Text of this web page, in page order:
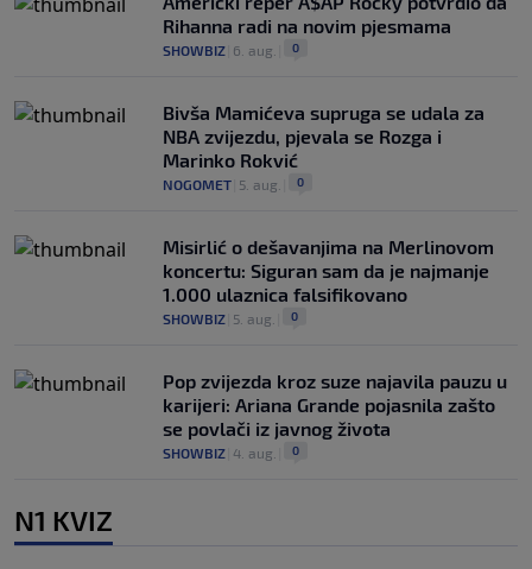
Rihanna radi na novim pjesmama
SHOWBIZ 6. aug. 0
Bivša Mamićeva supruga se udala za
NBA zvijezdu, pjevala se Rozga i
Marinko Rokvić
NOGOMET 5. aug. 0
Misirlić o dešavanjima na Merlinovom
koncertu: Siguran sam da je najmanje
1.000 ulaznica falsifikovano
SHOWBIZ 5. aug. 0
Pop zvijezda kroz suze najavila pauzu u
karijeri: Ariana Grande pojasnila zašto
se povlači iz javnog života
SHOWBIZ 4. aug. 0
N1 KVIZ